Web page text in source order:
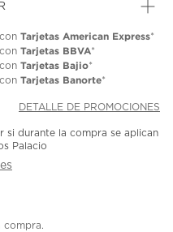
Tarjetas American Express*
Tarjetas BBVA*
Tarjetas Bajio*
Tarjetas Banorte*
DETALLE DE PROMOCIONES
si durante la compra se aplican
Palacio
compra.